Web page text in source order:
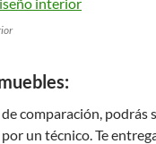
comparación, podrás
un técnico. Te